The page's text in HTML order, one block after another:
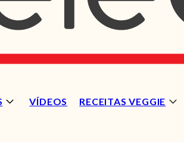
VÍDEOS RECEITAS VEGGIE